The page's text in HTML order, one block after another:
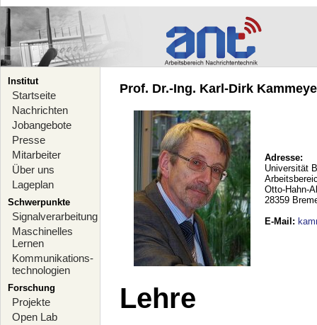
Institut
Startseite
Nachrichten
Jobangebote
Presse
Mitarbeiter
Über uns
Lageplan
Schwerpunkte
Signalverarbeitung
Maschinelles
Lernen
Kommunikations-
technologien
Forschung
Projekte
Open Lab
Prof. Dr.-Ing. Karl-Dirk
Adresse:
Universität
Otto-Hahn-
28359
E-Mail :
Lehre